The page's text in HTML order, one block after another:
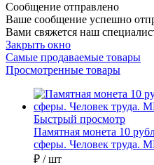
Сообщение отправлено
Ваше сообщение успешно
Вами свяжется наш
Закрыть окно
Самые продаваемые товары
Просмотренные товары
Быстрый просмотр
Памятная монета 10
сферы. Человек труда.
₽ / шт